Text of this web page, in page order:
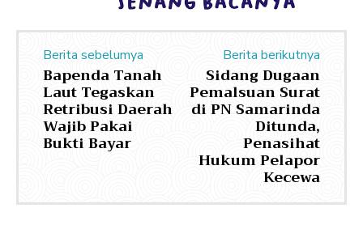
Berita sebelumya
Bapenda Tanah
Laut Tegaskan
Retribusi Daerah
Wajib Pakai
Bukti Bayar
Berita berikutnya
Sidang Dugaan
Pemalsuan Surat
di PN Samarinda
Ditunda,
Penasihat
Hukum Pelapor
Kecewa